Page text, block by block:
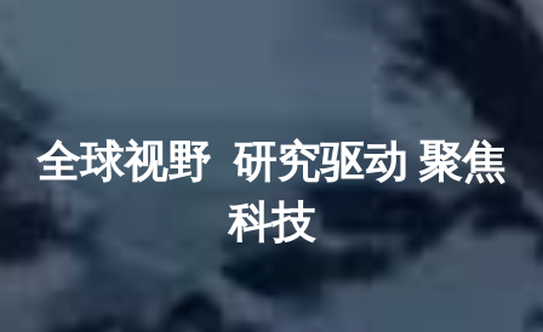
全球视野 研究驱动 聚焦
科技